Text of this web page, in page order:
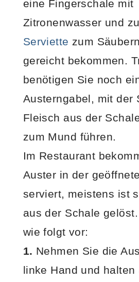
eine Fingerschale mit
Zitronenwasser und
Serviette zum
gereicht bekommen.
benötigen Sie noch
Austerngabel, mit der
Fleisch aus der
zum Mund führen.
Im Restaurant
Auster in der
serviert, meistens ist
aus der Schale
wie folgt vor:
1. Nehmen Sie die
linke Hand und halten